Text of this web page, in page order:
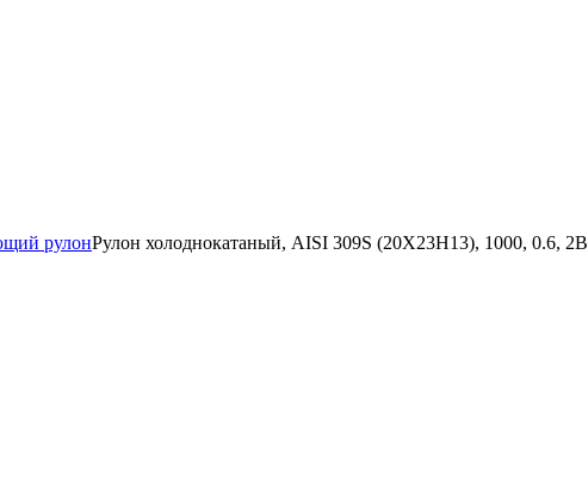
рулонРулон холоднокатаный, AISI 309S (20Х23Н13), 1000, 0.6, 2B